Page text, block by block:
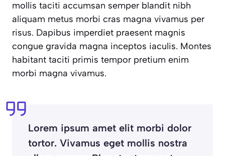
mollis taciti accumsan semper blandit nibh
aliquam metus morbi cras magna vivamus per
risus. Dapibus imperdiet praesent magnis
congue gravida magna inceptos iaculis. Montes
habitant taciti primis tempor pretium enim
morbi magna vivamus.
Lorem ipsum amet elit morbi dolor
tortor. Vivamus eget mollis nostra